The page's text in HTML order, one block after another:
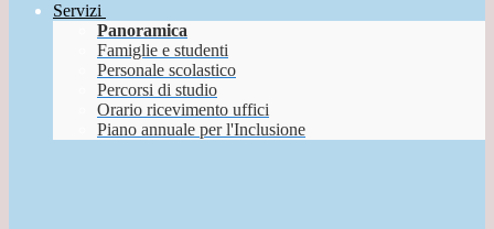
Servizi
Panoramica
Famiglie e studenti
Personale scolastico
Percorsi di studio
Orario ricevimento uffici
Piano annuale per l'Inclusione